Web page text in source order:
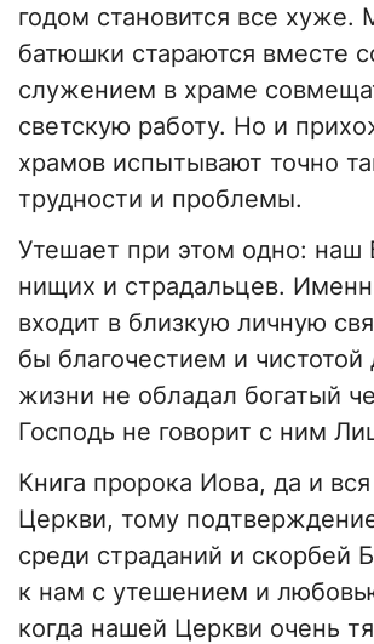
годом становится все хуже.
батюшки стараются вместе
служением в храме
светскую работу. Но и
храмов испытывают точно
трудности и проблемы.
Утешает при этом одно: наш
нищих и страдальцев.
входит в близкую личную
бы благочестием и чистотой
жизни не обладал богатый
Господь не говорит с ним
Книга пророка Иова, да и
Церкви, тому
среди страданий и скорбей
к нам с утешением и
когда нашей Церкви очень